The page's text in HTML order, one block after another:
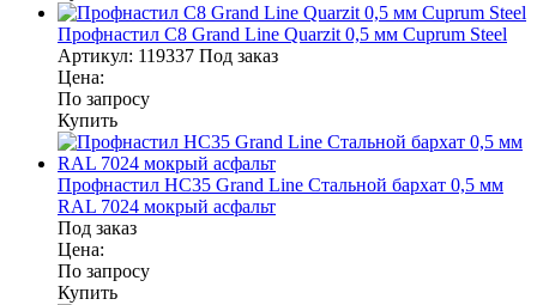
Профнастил С8 Grand Line Quarzit 0,5 мм Cuprum Steel
Артикул: 119337 Под заказ
Цена:
По запросу
Купить
Профнастил НС35 Grand Line Стальной бархат 0,5 мм
RAL 7024 мокрый асфальт
Под заказ
Цена:
По запросу
Купить